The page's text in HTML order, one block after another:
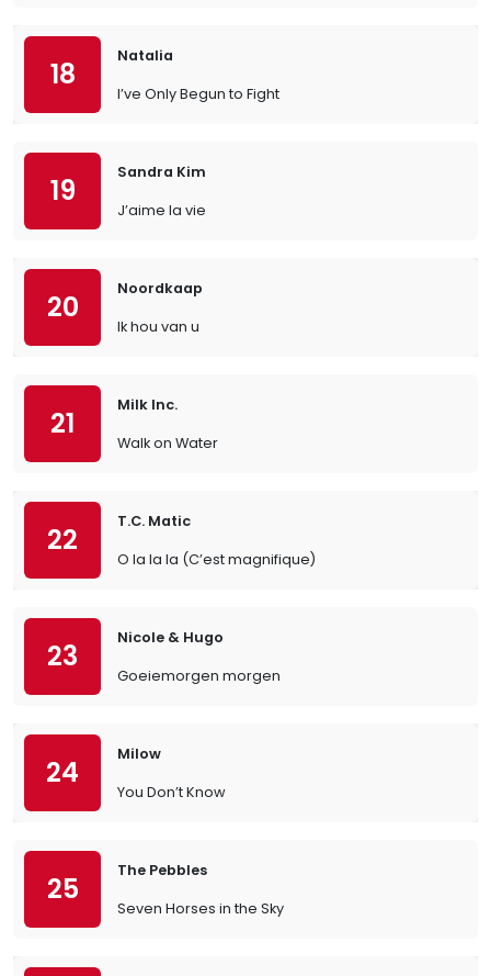
18
Natalia
I’ve Only Begun to Fight
19
Sandra Kim
J’aime la vie
20
Noordkaap
Ik hou van u
21
Milk Inc.
Walk on Water
22
T.C. Matic
O la la la (C’est magnifique)
23
Nicole & Hugo
Goeiemorgen morgen
24
Milow
You Don’t Know
25
The Pebbles
Seven Horses in the Sky